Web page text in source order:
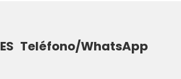
Teléfono/WhatsApp